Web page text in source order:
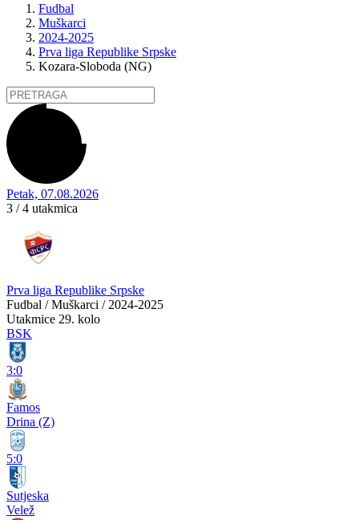
Fudbal
Muškarci
2024-2025
Prva liga Republike Srpske
Kozara-Sloboda (NG)
Petak, 07.08.2026
3 / 4 utakmica
Prva liga Republike Srpske
Fudbal / Muškarci / 2024-2025
Utakmice 29. kolo
BSK
3:0
Famos
Drina (Z)
5:0
Sutjeska
Velež